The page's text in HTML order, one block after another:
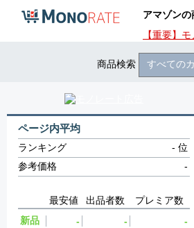
アマゾン
【重要】
商品検索
ページ内平均
ランキング -位
参考価格
-
最安値 出品者数
プレミア数
新品
- - -